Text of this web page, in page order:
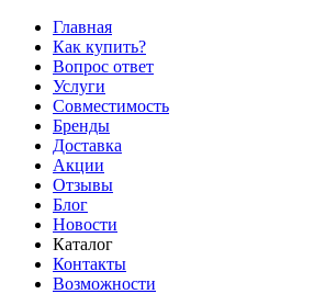
Главная
Как купить?
Вопрос ответ
Услуги
Совместимость
Бренды
Доставка
Акции
Отзывы
Блог
Новости
Каталог
Контакты
Возможности